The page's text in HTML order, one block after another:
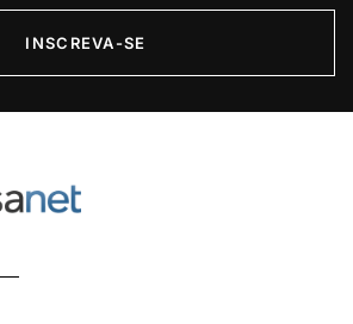
INSCREVA-SE